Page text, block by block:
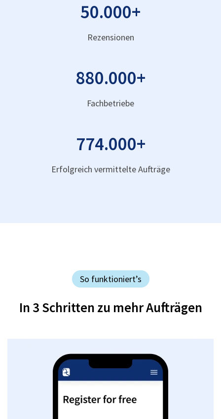
50.000+
Rezensionen
880.000+
Fachbetriebe
774.000+
Erfolgreich vermittelte Aufträge
So funktioniert’s
In 3 Schritten zu mehr Aufträgen